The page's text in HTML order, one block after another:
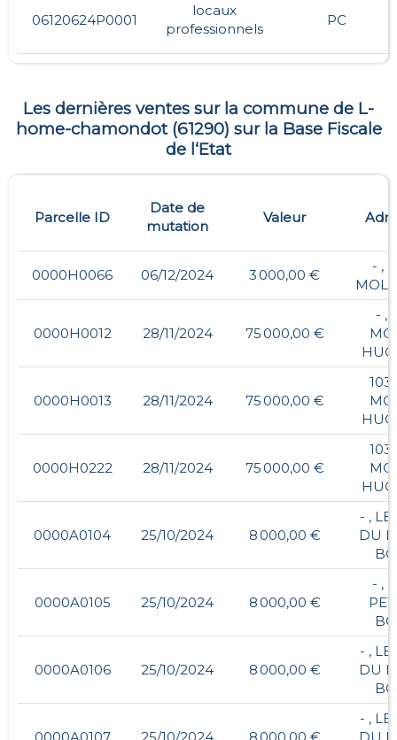
06120624P0001
locaux
professionnels
PC
Les dernières ventes sur la commune de L-
home-chamondot(61290) sur la Base Fiscale
de l‘Etat
Parcelle ID
Date de
mutation
Valeur
0000H0066 06/12/2024 3 000,00 €
- ,
0000H0012 28/11/2024 75 000,00 €
- ,
0000H0013 28/11/2024 75 000,00 €
0000H0222 28/11/2024 75 000,00 €
0000A0104 25/10/2024 8 000,00 €
- , LE
DU
0000A0105 25/10/2024 8 000,00 €
- ,
0000A0106 25/10/2024 8 000,00 €
- , LE
DU
- , LE